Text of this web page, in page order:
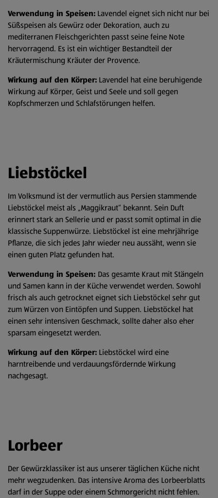
Verwendung in Speisen: Lavendel eignet sich nicht nur bei
Süßspeisen als Gewürz oder Dekoration, auch zu
mediterranen Fleischgerichten passt seine feine Note
hervorragend. Es ist ein wichtiger Bestandteil der
Kräutermischung Kräuter der Provence.
Wirkung auf den Körper: Lavendel hat eine beruhigende
Wirkung auf Körper, Geist und Seele und soll gegen
Kopfschmerzen und Schlafstörungen helfen.
Liebstöckel
Im Volksmund ist der vermutlich aus Persien stammende
Liebstöckel meist als „Maggikraut“ bekannt. Sein Duft
erinnert stark an Sellerie und er passt somit optimal in die
klassische Suppenwürze. Liebstöckel ist eine mehrjährige
Pflanze, die sich jedes Jahr wieder neu aussäht, wenn sie
einen guten Platz gefunden hat.
Verwendung in Speisen: Das gesamte Kraut mit Stängeln
und Samen kann in der Küche verwendet werden. Sowohl
frisch als auch getrocknet eignet sich Liebstöckel sehr gut
zum Würzen von Eintöpfen und Suppen. Liebstöckel hat
einen sehr intensiven Geschmack, sollte daher also eher
sparsam eingesetzt werden.
Wirkung auf den Körper: Liebstöckel wird eine
harntreibende und verdauungsfördernde Wirkung
nachgesagt.
Lorbeer
Der Gewürzklassiker ist aus unserer täglichen Küche nicht
mehr wegzudenken. Das intensive Aroma des Lorbeerblatts
darf in der Suppe oder einem Schmorgericht nicht fehlen.